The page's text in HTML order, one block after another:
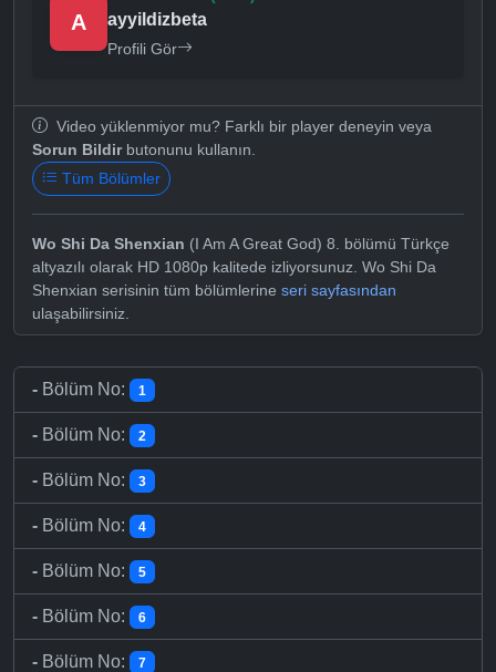
A ayyildizbeta
Profili Gör
Video yüklenmiyor mu? Farklı bir player deneyin veya
Sorun Bildirbutonunu kullanın.
Tüm Bölümler
Wo Shi Da Shenxian (I Am A Great God) 8. bölümü Türkçe
altyazılı olarak HD 1080p kalitede izliyorsunuz. Wo Shi Da
Shenxian serisinin tüm bölümlerine seri sayfasından
ulaşabilirsiniz.
- Bölüm No: 1
- Bölüm No: 2
- Bölüm No: 3
- Bölüm No: 4
- Bölüm No: 5
- Bölüm No: 6
- Bölüm No: 7